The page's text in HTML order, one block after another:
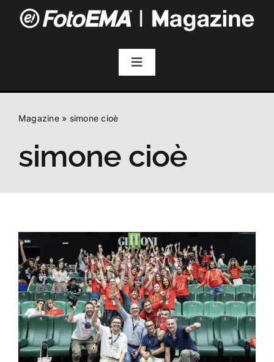
Toggle
Fotografia
Accessori
La foto del mese
Guide
Magazine» simone cioè
simone cioè